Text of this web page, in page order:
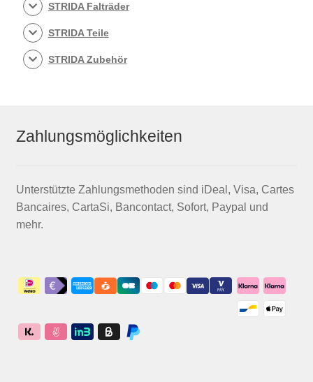
STRIDA Falträder
STRIDA Teile
STRIDA Zubehör
Zahlungsmöglichkeiten
Unterstützte Zahlungsmethoden sind iDeal, Visa, Cartes
Bancaires, CartaSi, Bancontact, Sofort, Paypal und
mehr.